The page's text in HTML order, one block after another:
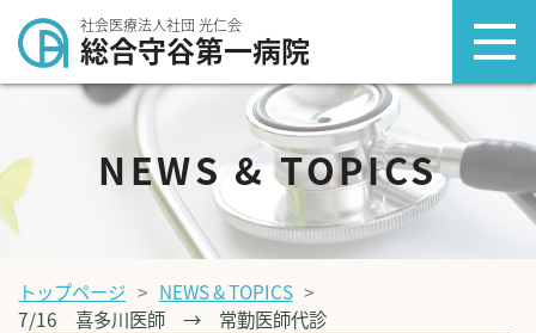
社会医療法人社団 光仁会
総合守谷第一病院
NEWS & TOPICS
トップページ
NEWS & TOPICS
7/16 喜多川医師 → 常勤医師代診